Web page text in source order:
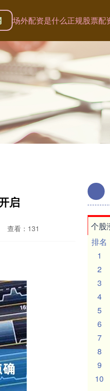
场外配资是什么正规股票配
启
查看：131 个股
排名
1
2
3
4
5
6
7
8
9
10